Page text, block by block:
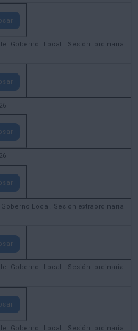
de Goberno Local. Sesión ordinaria
Goberno Local. Sesión extraordinaria
de Goberno Local. Sesión ordinaria
de Goberno Local. Sesión ordinaria